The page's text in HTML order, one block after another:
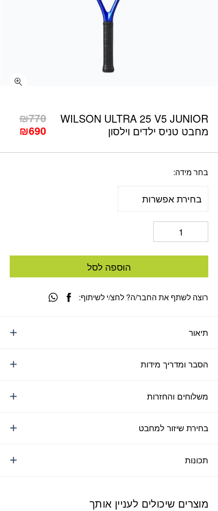
WILSON ULTRA 25 V5 JUNIOR
מחבט טניס ילדים וילסון
₪770
₪690
הוא:
בחר מידה
הוספה לסל
תיאור
הסבר ומדריך מידות
משלוחים והחזרות
בחירת שיזור למחבט
תכונות
רוצה לשתף את החבר/ה? לחצ/י לשיתוף:
מוצרים שיכולים לעניין אותך